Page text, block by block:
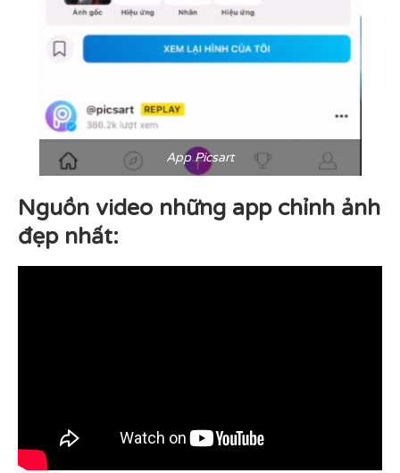
App Picsart
Nguồn video những app chỉnh ảnh
đẹp nhất: